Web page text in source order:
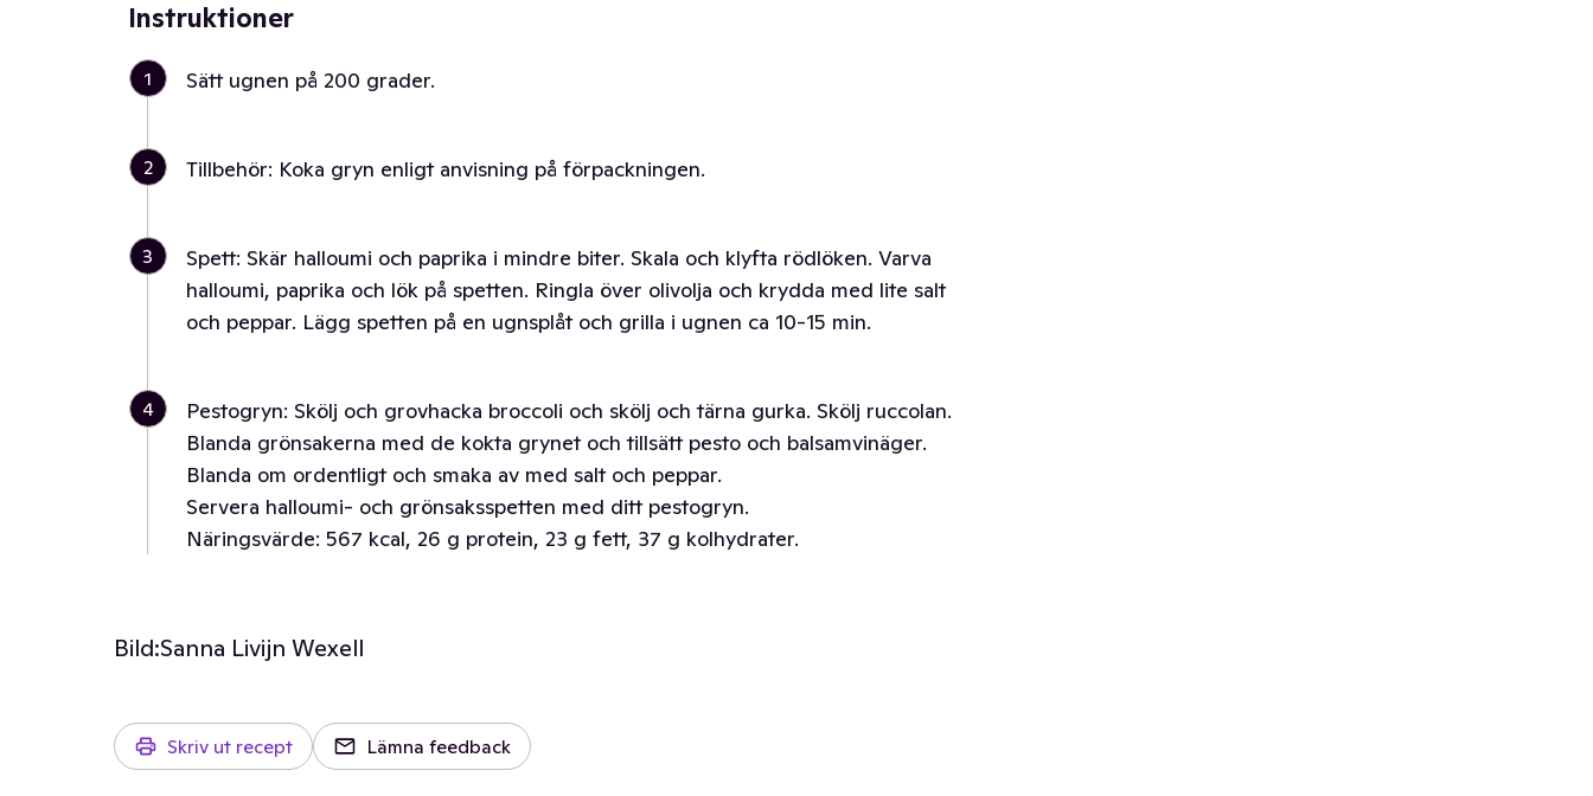
Instruktioner
1 Sätt ugnen på 200 grader.
2 Tillbehör: Koka gryn enligt anvisning på förpackningen.
3
Spett: Skär halloumi och paprika i mindre biter. Skala och klyfta rödlöken. Varva
halloumi, paprika och lök på spetten. Ringla över olivolja och krydda med lite salt
och peppar. Lägg spetten på en ugnsplåt och grilla i ugnen ca 10-15 min.
4
Pestogryn: Skölj och grovhacka broccoli och skölj och tärna gurka. Skölj ruccolan.
Blanda grönsakerna med de kokta grynet och tillsätt pesto och balsamvinäger.
Blanda om ordentligt och smaka av med salt och peppar.
Servera halloumi- och grönsaksspetten med ditt pestogryn.
Näringsvärde: 567 kcal, 26 g protein, 23 g fett, 37 g kolhydrater.
Bild:Sanna Livijn Wexell
Skriv ut recept Lämna feedback